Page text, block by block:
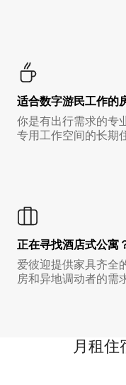
适合数字游民工作的
你是有出行需求的专
专用工作空间的长期
正在寻找酒店式公寓
爱彼迎提供家具齐全
房和异地调动者的需
月租住